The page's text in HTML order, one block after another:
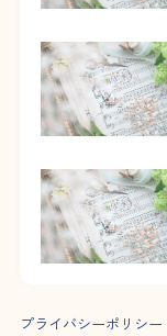
プライバシーポリシー